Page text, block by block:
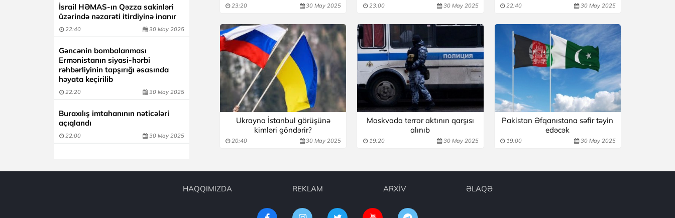
İsrail HƏMAS-ın Qəzza sakinləri
üzərində nəzarəti itirdiyinə inanır
22:40 30 May 2025
Gəncənin bombalanması
Ermənistanın siyasi-hərbi
rəhbərliyinin tapşırığı əsasında
həyata keçirilib
22:20 30 May 2025
Buraxılış imtahanının nəticələri
açıqlandı
22:00 30 May 2025
23:20 30 May 2025 23:00 30 May 2025 22:40 30 May 2025
Ukrayna İstanbul görüşünə
kimləri göndərir?
20:40 30 May 2025
Moskvada terror aktının qarşısı
alınıb
19:20 30 May 2025
Pakistan Əfqanıstana səfir təyin
edəcək
19:00 30 May 2025
HAQQIMIZDA REKLAM ARXİV ƏLAQƏ